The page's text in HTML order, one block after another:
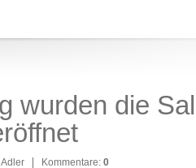
wurden die
Kommentare: 0